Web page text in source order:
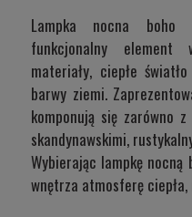
Lampka nocna
funkcjonalny element
materiały, ciepłe
barwy ziemi.
komponują się zarówno
skandynawskimi,
Wybierając lampkę nocną
wnętrza atmosferę